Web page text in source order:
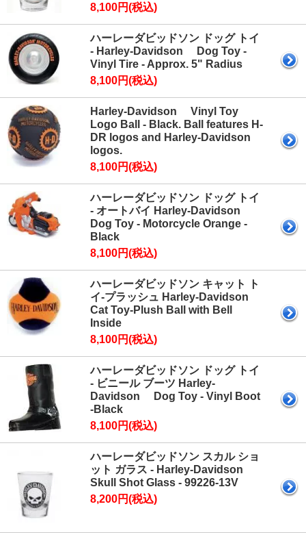
8,100円(税込)
ハーレーダビッドソン ドッグ トイ
- Harley-Davidson Dog Toy -
Vinyl Tire - Approx. 5" Radius
8,100円(税込)
Harley-Davidson Vinyl Toy
Logo Ball - Black. Ball features H-
DR logos and Harley-Davidson
logos.
8,100円(税込)
ハーレーダビッドソン ドッグ トイ
- オートバイ Harley-Davidson
Dog Toy - Motorcycle Orange -
Black
8,100円(税込)
ハーレーダビッドソン キャット ト
イ-プラッシュ Harley-Davidson
Cat Toy-Plush Ball with Bell
Inside
8,100円(税込)
ハーレーダビッドソン ドッグ トイ
- ビニール ブーツ Harley-
Davidson Dog Toy - Vinyl Boot
-Black
8,100円(税込)
ハーレーダビッドソン スカル ショ
ット ガラス - Harley-Davidson
Skull Shot Glass - 99226-13V
8,200円(税込)